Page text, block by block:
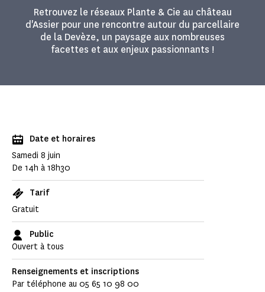
Retrouvez le réseaux Plante & Cie au château
d'Assier pour une rencontre autour du parcellaire
de la Devèze, un paysage aux nombreuses
facettes et aux enjeux passionnants !
Date et horaires
Samedi 8 juin
De 14h à 18h30
Tarif
Gratuit
Public
Ouvert à tous
Renseignements et inscriptions
Par téléphone au 05 65 10 98 00